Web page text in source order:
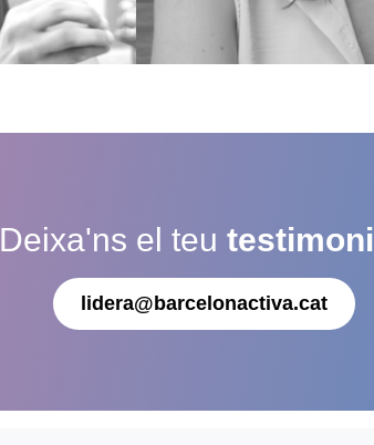
Deixa'ns el teu testimoni
lidera@barcelonactiva.cat